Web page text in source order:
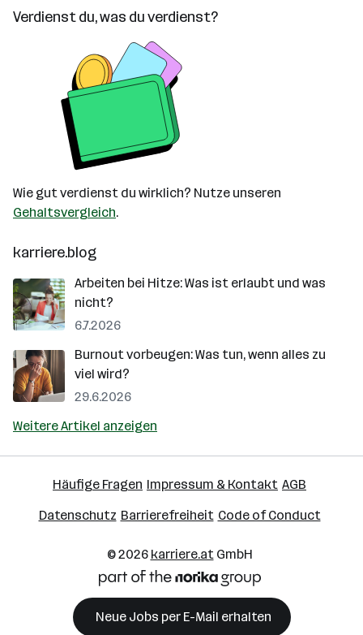
Verdienst du, was du verdienst?
Wie gut verdienst du wirklich? Nutze unseren
Gehaltsvergleich.
karriere.blog
Arbeiten bei Hitze: Was ist erlaubt und was
nicht?
6.7.2026
Burnout vorbeugen: Was tun, wenn alles zu
viel wird?
29.6.2026
Weitere Artikel anzeigen
Häufige Fragen Impressum & Kontakt AGB
Datenschutz Barrierefreiheit Code of Conduct
© 2026 karriere.atGmbH
Neue Jobs per E-Mail erhalten